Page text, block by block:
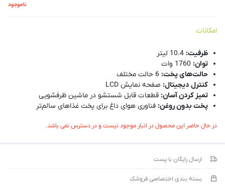
ناموجود
امکانات
ظرفیت: 10.4 لیتر
توان:
حالت‌های پخت: 6 حالت مختلف
کنترل دیجیتال: صفحه نمایش LCD
تمیز کردن آسان: قطعات قابل شستشو در ماشین ظرفشویی
پخت بدون روغن: فناوری هوای داغ برای پخت غذاهای سالم‌تر
در حال حاضر این محصول در انبار موجود نیست و در دسترس نمی باشد.
ارسال رایگان با پست
بسته بندی اختصاصی فروشک